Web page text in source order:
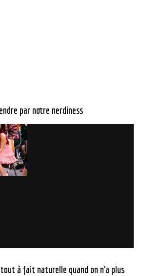
par notre nerdiness
à fait naturelle quand on n’a plus